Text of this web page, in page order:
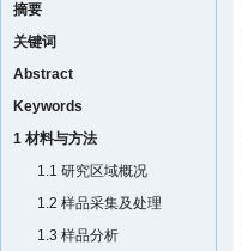
摘要
关键词
Abstract
Keywords
1 材料与方法
1.1 研究区域概况
1.2 样品采集及处理
1.3 样品分析